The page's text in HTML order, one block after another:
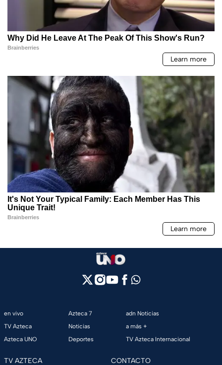
en vivo
TV Azteca
Azteca UNO
Azteca 7
Noticias
Deportes
adn Noticias
a más +
TV Azteca Internacional
TV AZTECA CONTACTO